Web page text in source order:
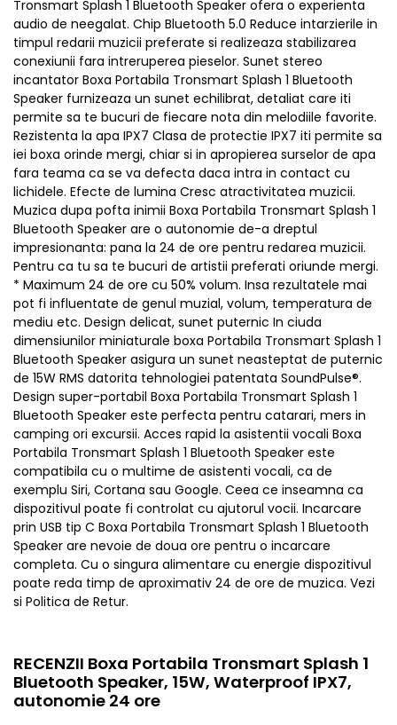
Tronsmart Splash 1 Bluetooth Speaker ofera o experienta
audio de neegalat. Chip Bluetooth 5.0 Reduce intarzierile in
timpul redarii muzicii preferate si realizeaza stabilizarea
conexiunii fara intreruperea pieselor. Sunet stereo
incantator Boxa Portabila Tronsmart Splash 1 Bluetooth
Speaker furnizeaza un sunet echilibrat, detaliat care iti
permite sa te bucuri de fiecare nota din melodiile favorite.
Rezistenta la apa IPX7 Clasa de protectie IPX7 iti permite sa
iei boxa orinde mergi, chiar si in apropierea surselor de apa
fara teama ca se va defecta daca intra in contact cu
lichidele. Efecte de lumina Cresc atractivitatea muzicii.
Muzica dupa pofta inimii Boxa Portabila Tronsmart Splash 1
Bluetooth Speaker are o autonomie de-a dreptul
impresionanta: pana la 24 de ore pentru redarea muzicii.
Pentru ca tu sa te bucuri de artistii preferati oriunde mergi.
* Maximum 24 de ore cu 50% volum. Insa rezultatele mai
pot fi influentate de genul muzial, volum, temperatura de
mediu etc. Design delicat, sunet puternic In ciuda
dimensiunilor miniaturale boxa Portabila Tronsmart Splash 1
Bluetooth Speaker asigura un sunet neasteptat de puternic
de 15W RMS datorita tehnologiei patentata SoundPulse®.
Design super-portabil Boxa Portabila Tronsmart Splash 1
Bluetooth Speaker este perfecta pentru catarari, mers in
camping ori excursii. Acces rapid la asistentii vocali Boxa
Portabila Tronsmart Splash 1 Bluetooth Speaker este
compatibila cu o multime de asistenti vocali, ca de
exemplu Siri, Cortana sau Google. Ceea ce inseamna ca
dispozitivul poate fi controlat cu ajutorul vocii. Incarcare
prin USB tip C Boxa Portabila Tronsmart Splash 1 Bluetooth
Speaker are nevoie de doua ore pentru o incarcare
completa. Cu o singura alimentare cu energie dispozitivul
poate reda timp de aproximativ 24 de ore de muzica. Vezi
si Politica de Retur.
RECENZII Boxa Portabila Tronsmart Splash 1
Bluetooth Speaker, 15W, Waterproof IPX7,
autonomie 24 ore